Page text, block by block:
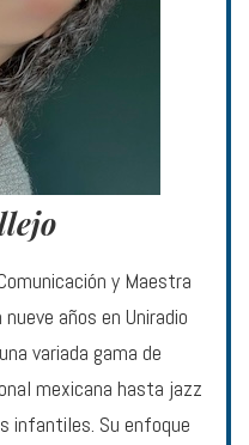
y Maestra
años en Uniradio
variada gama de
mexicana hasta jazz
infantiles. Su enfoque